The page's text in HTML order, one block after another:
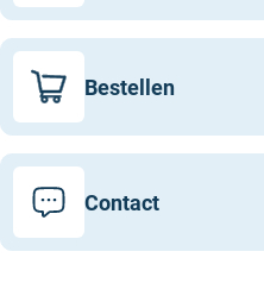
Bestellen
Contact